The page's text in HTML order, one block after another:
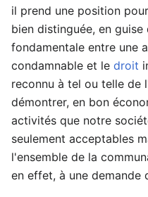
il prend une position
bien distinguée, en
fondamentale entre une
condamnable et le droit
reconnu à tel ou telle de
démontrer, en bon
activités que notre
seulement acceptables
l'ensemble de la
en effet, à une demande